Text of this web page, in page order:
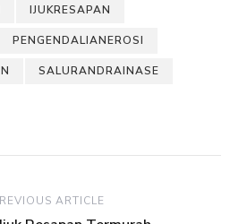
IJUKRESAPAN
PENGENDALIANEROSI
SALURANDRAINASE
ARTICLE